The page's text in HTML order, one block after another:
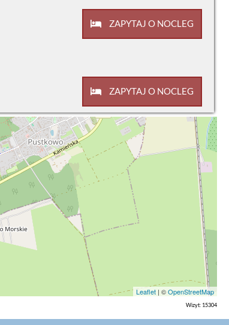
ZAPYTAJ O NOCLEG
ZAPYTAJ O NOCLEG
Leaflet | ©OpenStreetMap
Wizyt: 15304